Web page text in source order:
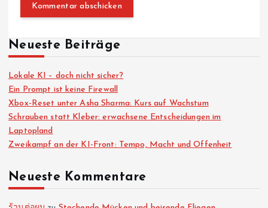
Neueste Beiträge
Lokale KI – doch nicht sicher?
Ein Prompt ist keine Firewall
Xbox-Reset unter Asha Sharma: Kurs auf Wachstum
Schrauben statt Kleber: erwachsene Entscheidungen im
Laptopland
Zweikampf an der KI-Front: Tempo, Macht und Offenheit
Neueste Kommentare